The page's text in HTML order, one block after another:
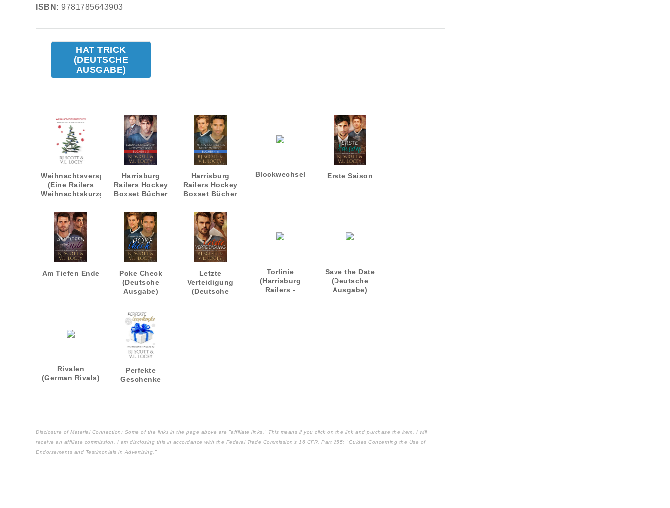
ISBN: 9781785643903
HAT TRICK
(DEUTSCHE
AUSGABE)
Weihnachtsversprechen
(Eine Railers
Weihnachtskurzgeschichte)
Harrisburg
Railers Hockey
Boxset Bücher
Harrisburg
Railers Hockey
Boxset Bücher
Blockwechsel Erste Saison
Am Tiefen Ende
Poke Check
(Deutsche
Ausgabe)
Letzte
Verteidigung
(Deutsche
Torlinie
(Harrisburg
Railers -
Save the Date
(Deutsche
Ausgabe)
Rivalen
(German Rivals)
Perfekte
Geschenke
Disclosure of Material Connection: Some of the links in the page above are "affiliate links." This means if you click on the link and purchase the item, I will
receive an affiliate commission. I am disclosing this in accordance with the Federal Trade Commission's 16 CFR, Part 255: "Guides Concerning the Use of
Endorsements and Testimonials in Advertising."